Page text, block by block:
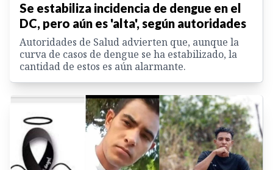
Se estabiliza incidencia de dengue en el
DC, pero aún es 'alta', según autoridades
Autoridades de Salud advierten que, aunque la
curva de casos de dengue se ha estabilizado, la
cantidad de estos es aún alarmante.